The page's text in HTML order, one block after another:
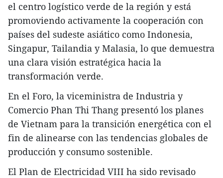
el centro logístico verde de la región y está
promoviendo activamente la cooperación con
países del sudeste asiático como Indonesia,
Singapur, Tailandia y Malasia, lo que demuestra
una clara visión estratégica hacia la
transformación verde.
En el Foro, la viceministra de Industria y
Comercio Phan Thi Thang presentó los planes
de Vietnam para la transición energética con el
fin de alinearse con las tendencias globales de
producción y consumo sostenible.
El Plan de Electricidad VIII ha sido revisado